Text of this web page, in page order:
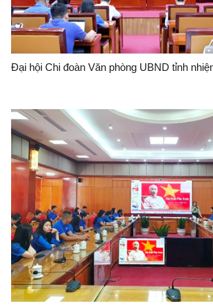
Đại hội Chi đoàn Văn phòng UBND tỉnh